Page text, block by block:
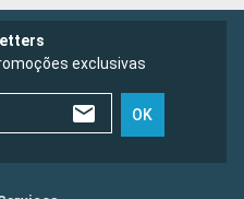
exclusivas
OK